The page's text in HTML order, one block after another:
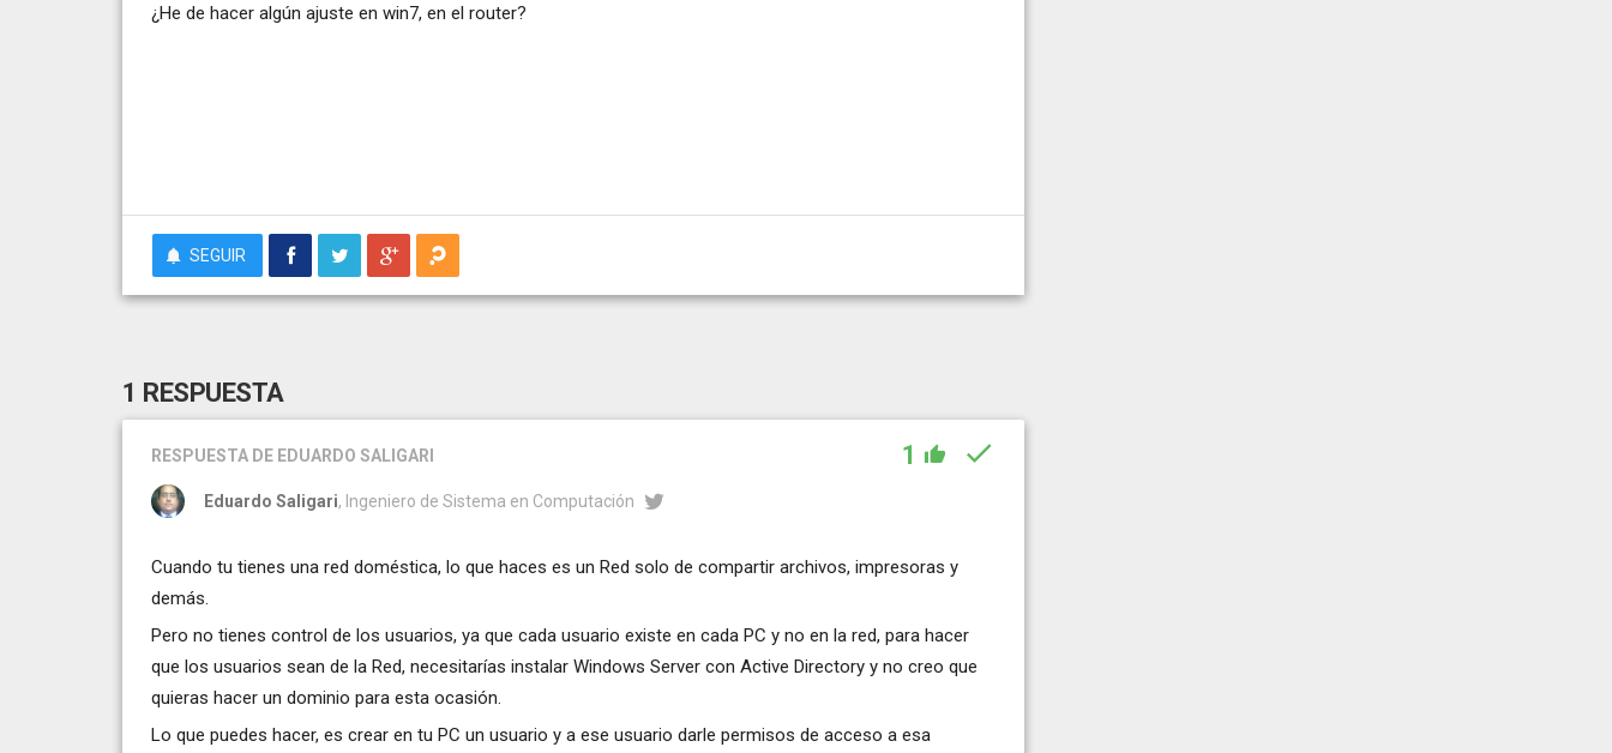
¿He de hacer algún ajuste en win7, en el router?
SEGUIR
1 RESPUESTA
RESPUESTA DE EDUARDO SALIGARI 1
Eduardo Saligari, Ingeniero de Sistema en Computación
Cuando tu tienes una red doméstica, lo que haces es un Red solo de compartir archivos, impresoras y
demás.
Pero no tienes control de los usuarios, ya que cada usuario existe en cada PC y no en la red, para hacer
que los usuarios sean de la Red, necesitarías instalar Windows Server con Active Directory y no creo que
quieras hacer un dominio para esta ocasión.
Lo que puedes hacer, es crear en tu PC un usuario y a ese usuario darle permisos de acceso a esa